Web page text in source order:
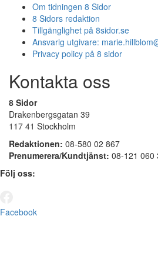
Om tidningen 8 Sidor
8 Sidors redaktion
Tillgänglighet på 8sidor.se
Ansvarig utgivare:
Privacy policy på 8 sidor
Kontakta oss
8 Sidor
Drakenbergsgatan 39
117 41 Stockholm
Redaktionen: 08-580 02 867
Prenumerera/Kundtjänst: 08-121 060
Följ oss:
Facebook